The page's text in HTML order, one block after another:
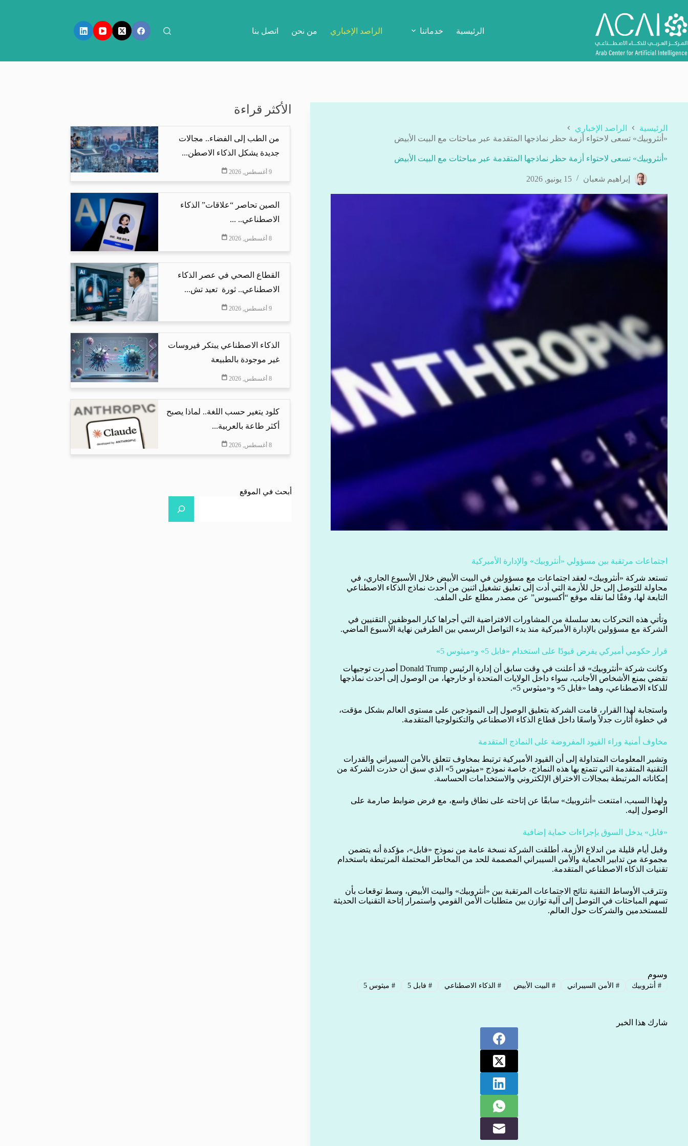
إلى
المحتوى
الرئيسية خدماتنا الراصد الإخباري من نحن اتصل بنا
الرئيسية
الراصد الإخباري
«أنثروبيك» تسعى لاحتواء أزمة حظر نماذجها المتقدمة عبر مباحثات مع البيت الأبيض
«أنثروبيك» تسعى لاحتواء أزمة حظر نماذجها المتقدمة عبر مباحثات مع البيت الأبيض
إبراهيم شعبان 15 يونيو, 2026
اجتماعات مرتقبة بين مسؤولي «أنثروبيك» والإدارة الأميركية
تستعد شركة «أنثروبيك» لعقد اجتماعات مع مسؤولين في البيت الأبيض خلال الأسبوع الجاري، في
محاولة للتوصل إلى حل للأزمة التي أدت إلى تعليق تشغيل اثنين من أحدث نماذج الذكاء الاصطناعي
التابعة لها، وفقًا لما نقله موقع “أكسيوس” عن مصدر مطلع على الملف.
وتأتي هذه التحركات بعد سلسلة من المشاورات الافتراضية التي أجراها كبار الموظفين التقنيين في
الشركة مع مسؤولين بالإدارة الأميركية منذ بدء التواصل الرسمي بين الطرفين نهاية الأسبوع الماضي.
قرار حكومي أميركي يفرض قيودًا على استخدام «فابل 5» و«ميثوس 5»
وكانت شركة «أنثروبيك» قد أعلنت في وقت سابق أن إدارة الرئيس Donald Trump أصدرت توجيهات
تقضي بمنع الأشخاص الأجانب، سواء داخل الولايات المتحدة أو خارجها، من الوصول إلى أحدث نماذجها
للذكاء الاصطناعي، وهما «فابل 5» و«ميثوس 5».
واستجابة لهذا القرار، قامت الشركة بتعليق الوصول إلى النموذجين على مستوى العالم بشكل مؤقت،
في خطوة أثارت جدلاً واسعًا داخل قطاع الذكاء الاصطناعي والتكنولوجيا المتقدمة.
مخاوف أمنية وراء القيود المفروضة على النماذج المتقدمة
وتشير المعلومات المتداولة إلى أن القيود الأميركية ترتبط بمخاوف تتعلق بالأمن السيبراني والقدرات
التقنية المتقدمة التي تتمتع بها هذه النماذج، خاصة نموذج «ميثوس 5» الذي سبق أن حذرت الشركة من
إمكاناته المرتبطة بمجالات الاختراق الإلكتروني والاستخدامات الحساسة.
ولهذا السبب، امتنعت «أنثروبيك» سابقًا عن إتاحته على نطاق واسع، مع فرض ضوابط صارمة على
الوصول إليه.
«فابل» يدخل السوق بإجراءات حماية إضافية
وقبل أيام قليلة من اندلاع الأزمة، أطلقت الشركة نسخة عامة من نموذج «فابل»، مؤكدة أنه يتضمن
مجموعة من تدابير الحماية والأمن السيبراني المصممة للحد من المخاطر المحتملة المرتبطة باستخدام
تقنيات الذكاء الاصطناعي المتقدمة.
وتترقب الأوساط التقنية نتائج الاجتماعات المرتقبة بين «أنثروبيك» والبيت الأبيض، وسط توقعات بأن
تسهم المباحثات في التوصل إلى آلية توازن بين متطلبات الأمن القومي واستمرار إتاحة التقنيات الحديثة
للمستخدمين والشركات حول العالم.
وسوم
#أنثروبيك #الأمن السيبراني # البيت الأبيض # الذكاء الاصطناعي # فابل 5 #ميثوس 5
شارك هذا الخبر
الأكثر قراءة
من الطب إلى الفضاء.. مجالات
جديدة يشكل الذكاء الاصطن...
9 أغسطس, 2026
الصين تحاصر “علاقات” الذكاء
الاصطناعي.. ...
8 أغسطس, 2026
القطاع الصحي في عصر الذكاء
الاصطناعي.. ثورة تعيد تش...
9 أغسطس, 2026
الذكاء الاصطناعي يبتكر فيروسات
غير موجودة بالطبيعة
8 أغسطس, 2026
كلود يتغير حسب اللغة.. لماذا يصبح
أكثر طاعة بالعربية...
8 أغسطس, 2026
أبحث في الموقع